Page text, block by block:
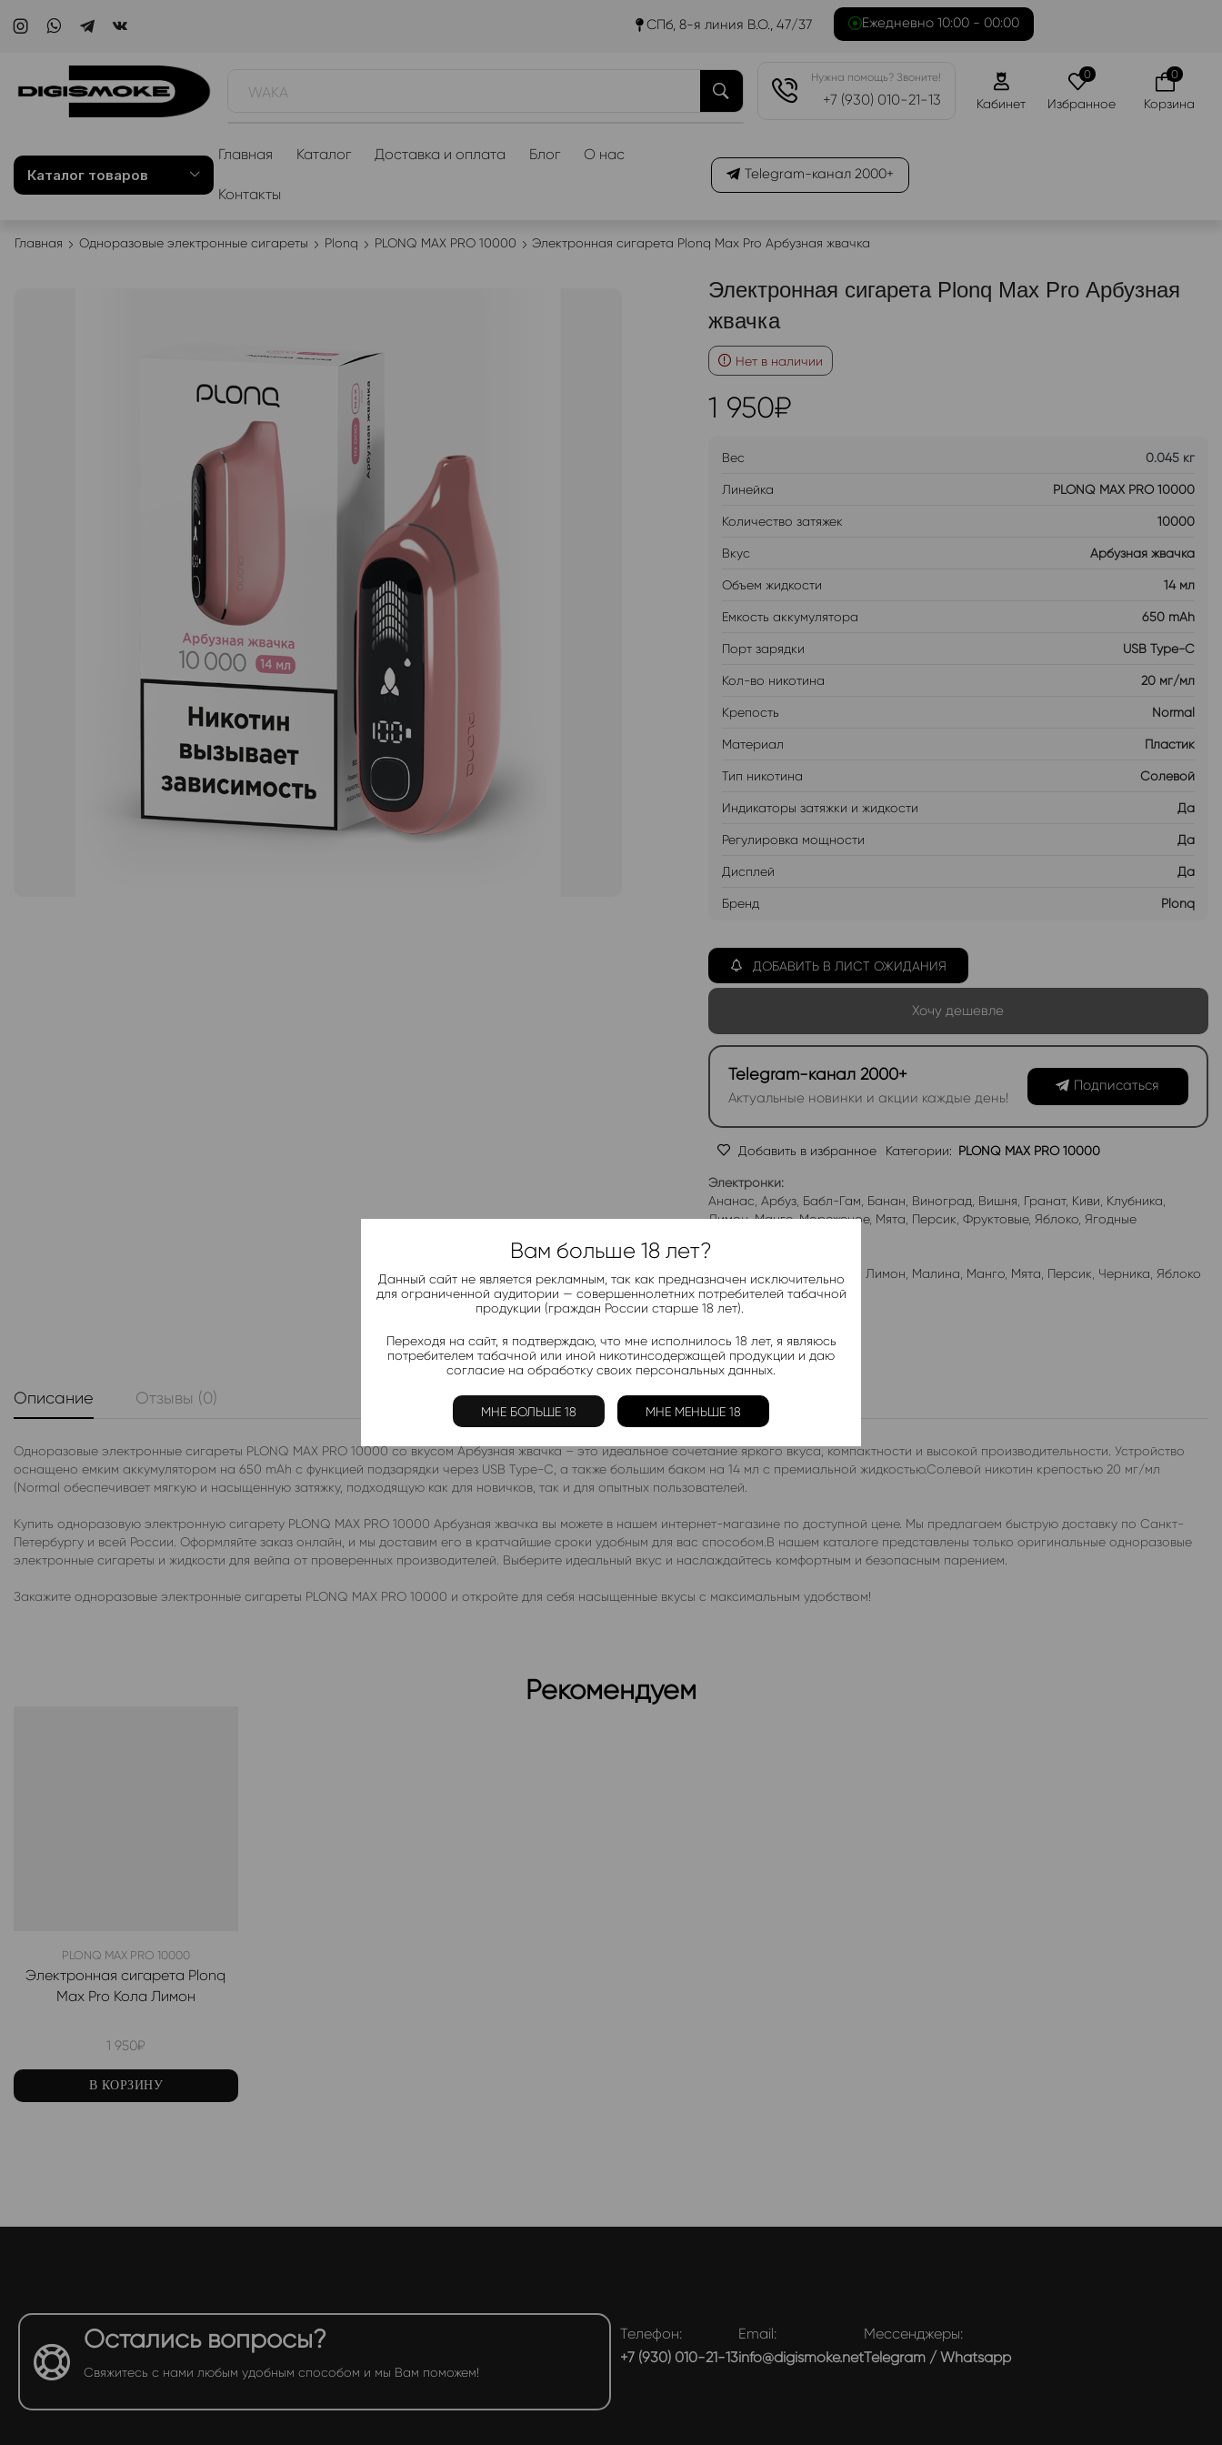
СПб, 8-я линия В.О., 47/37 Ежедневно 10:00 - 00:00
WAKA
Нужна помощь? Звоните!
+7 (930) 010-21-13 Кабинет
0
Избранное
0
Корзина
Каталог товаров
Главная Каталог Доставка и оплата Блог О нас
Контакты
Telegram-канал 2000+
Главная Одноразовые электронные сигареты Plonq PLONQ MAX PRO 10000 Электронная сигарета Plonq Max Pro Арбузная жвачка
Электронная сигарета Plonq Max Pro Арбузная
жвачка
Нет в наличии
1 950₽
Вес 0.045 кг
Линейка PLONQ MAX PRO 10000
Количество затяжек 10000
Вкус Арбузная жвачка
Объем жидкости 14 мл
Емкость аккумулятора 650 mAh
Порт зарядки USB Type-C
Кол-во никотина 20 мг/мл
Крепость Normal
Материал Пластик
Тип никотина Солевой
Индикаторы затяжки и жидкости Да
Регулировка мощности Да
Дисплей Да
Бренд Plonq
ДОБАВИТЬ В ЛИСТ ОЖИДАНИЯ
Хочу дешевле
Telegram-канал 2000+
Актуальные новинки и акции каждые день!
Подписаться
Добавить в избранное Категории: PLONQ MAX PRO 10000
Электронки:
Ананас Арбуз, Бабл-Гам Банан Виноград Вишня Гранат, Киви Клубника
Лимон,Манго,Мороженое, Мята Персик Фруктовые, Яблоко, Ягодные
Жидкости:
Клубника Лимон Малина Манго, Мята Персик Черника Яблоко
Описание Отзывы (0)
Одноразовые электронные сигареты PLONQ MAX PRO 10000 со вкусом Арбузная жвачка – это идеальное сочетание яркого вкуса, компактности и высокой производительности. Устройство
оснащено емким аккумулятором на 650 mAh с функцией подзарядки через USB Type-C, а также большим баком на 14 мл с премиальной жидкостью.Солевой никотин крепостью 20 мг/мл
(Normal обеспечивает мягкую и насыщенную затяжку, подходящую как для новичков, так и для опытных пользователей.
Купить одноразовую электронную сигарету PLONQ MAX PRO 10000 Арбузная жвачка вы можете в нашем интернет-магазине по доступной цене. Мы предлагаем быструю доставку по Санкт-
Петербургу и всей России. Оформляйте заказ онлайн, и мы доставим его в кратчайшие сроки удобным для вас способом.В нашем каталоге представлены только оригинальные одноразовые
электронные сигареты и жидкости для вейпа от проверенных производителей. Выберите идеальный вкус и наслаждайтесь комфортным и безопасным парением.
Закажите одноразовые электронные сигареты PLONQ MAX PRO 10000 и откройте для себя насыщенные вкусы с максимальным удобством!
Рекомендуем
PLONQ MAX PRO 10000
Электронная сигарета Plonq
Max Pro Кола Лимон
1 950₽
В КОРЗИНУ
Остались вопросы?
Свяжитесь с нами любым удобным способом и мы Вам поможем!
Телефон:
+7 (930) 010-21-13
Email:
info@digismoke.net
Мессенджеры:
Telegram / Whatsapp
Вам больше 18 лет?
Данный сайт не является рекламным, так как предназначен исключительно
для ограниченной аудитории — совершеннолетних потребителей табачной
продукции (граждан России старше 18 лет).
Переходя на сайт, я подтверждаю, что мне исполнилось 18 лет, я являюсь
потребителем табачной или иной никотинсодержащей продукции и даю
согласие на обработку своих персональных данных.
МНЕ БОЛЬШЕ 18 МНЕ МЕНЬШЕ 18